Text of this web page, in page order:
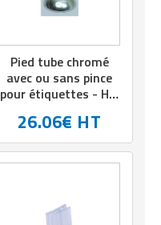
Pied tube chromé
avec ou sans pince
pour étiquettes - H.5
26.06€ HT